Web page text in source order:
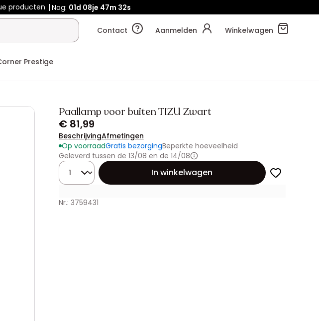
producten Nog:01d 08je 47m 31s
Contact Aanmelden Winkelwagen
Prestige
Paallamp voor buiten TIZU Zwart
€ 81,99
BeschrijvingAfmetingen
Op voorraadGratis bezorgingBeperkte hoeveelheid
Geleverd tussen de 13/08 en de 14/08
Hoeveelheid
In winkelwagen
Nr.: 3759431